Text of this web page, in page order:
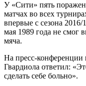
У «Сити» пять
матчах во всех
впервые с сезона
мая 1989 года не смог
мяча.
На пресс-конференции
Гвардиола ответил:
сделать себе больно».